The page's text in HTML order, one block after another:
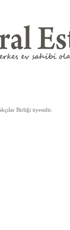
Birliği üyesidir.